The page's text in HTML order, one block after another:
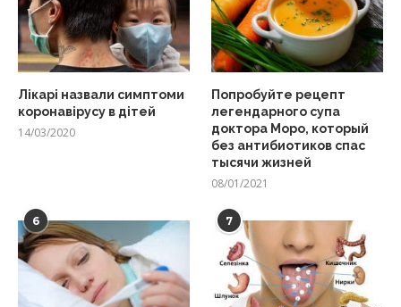
Лікарі назвали симптоми
коронавірусу в дітей
14/03/2020
Попробуйте рецепт
легендарного супа
доктора Моро, который
без антибиотиков спас
тысячи жизней
08/01/2021
6 7